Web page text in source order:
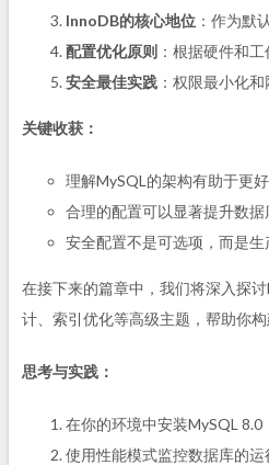
InnoDB的核心地位 ：作为默
配置优化原则 ：根据硬件和
安全最佳实践 ：权限最小化
关键收获：
理解MySQL的架构有助于更
合理的配置可以显著提升数
安全配置不是可选项，而是
在接下来的篇章中，我们将深入探
计、索引优化等高级主题，帮助你构
思考与实践：
在你的环境中安装MySQL
使用性能模式监控数据库的运